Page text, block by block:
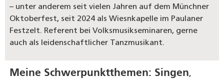
– unter anderem seit vielen Jahren auf dem Münchner
Oktoberfest, seit 2024 als Wiesnkapelle im Paulaner
Festzelt. Referent bei Volksmusikseminaren, gerne
auch als leidenschaftlicher Tanzmusikant.
Meine Schwerpunktthemen: Singen,